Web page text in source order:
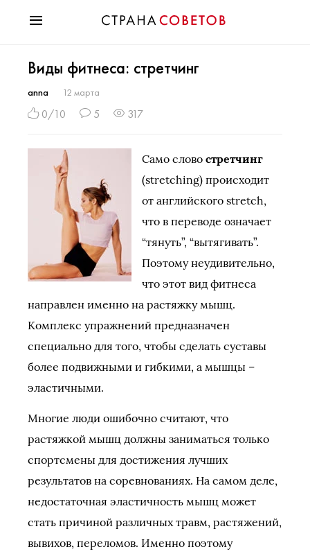
Мода
Звезды
Гороскопы
Психология
Праздники
Виды фитнеса: стретчинг
anna 12 марта
0/10 5 317
Само слово стретчинг
(stretching) происходит
от английского stretch,
что в переводе означает
“тянуть”, “вытягивать”.
Поэтому неудивительно,
что этот вид фитнеса
направлен именно на растяжку мышц.
Комплекс упражнений предназначен
специально для того, чтобы сделать суставы
более подвижными и гибкими, а мышцы –
эластичными.
Многие люди ошибочно считают, что
растяжкой мышц должны заниматься только
спортсмены для достижения лучших
результатов на соревнованиях. На самом деле,
недостаточная эластичность мышц может
стать причиной различных травм, растяжений,
вывихов, переломов. Именно поэтому